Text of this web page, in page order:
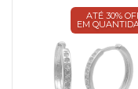
ATÉ 30%
EM